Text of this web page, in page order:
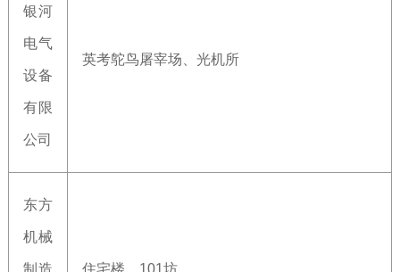
银河
电气
设备
有限
公司
英考鸵鸟屠宰场、光机所
东方
机械